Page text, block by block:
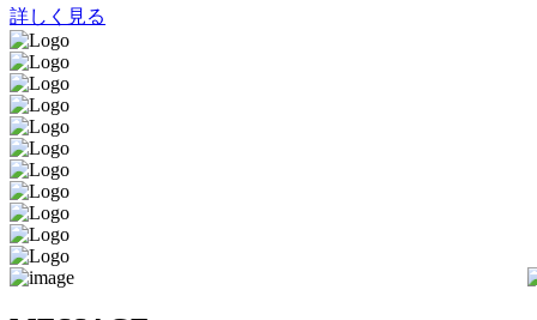
詳しく見る